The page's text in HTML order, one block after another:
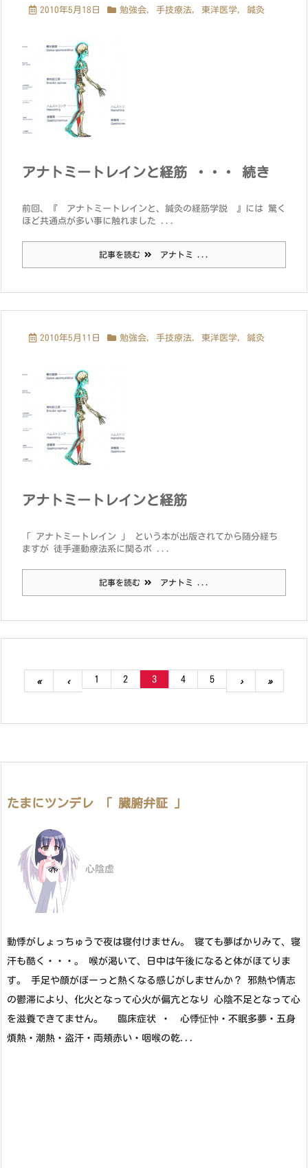
2010年5月18日 勉強会, 手技療法, 東洋医学, 鍼灸
アナトミートレインと経筋 ・・・ 続き
前回、『 アナトミートレインと、鍼灸の経筋学説 』には 驚く
ほど共通点が多い事に触れました ...
記事を読む アナトミ ...
2010年5月11日 勉強会, 手技療法, 東洋医学, 鍼灸
アナトミートレインと経筋
「 アナトミートレイン 」 という本が出版されてから随分経ち
ますが 徒手運動療法系に関るボ ...
記事を読む アナトミ ...
« ‹ 1 2 3 4 5 › »
たまにツンデレ 「 臓腑弁証 」
心陰虚
動悸がしょっちゅうで夜は寝付けません。 寝ても夢ばかりみて、寝
汗も酷く・・・。 喉が渇いて、日中は午後になると体がほてりま
す。 手足や顔がぼーっと熱くなる感じがしませんか？ 邪熱や情志
の鬱滞により、化火となって心火が偏亢となり 心陰不足となって心
を滋養できてません。 臨床症状 ・ 心悸怔忡・不眠多夢・五身
煩熱・潮熱・盗汗・両頬赤い・咽喉の乾...